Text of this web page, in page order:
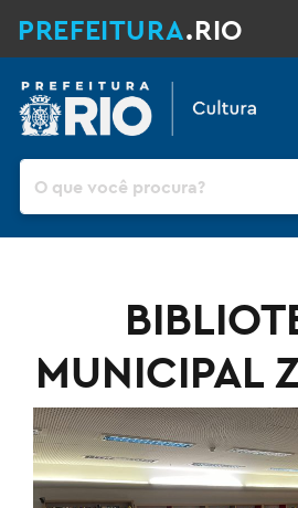
PREFEITURA.RIO
Pesquisar
MUNICIPAL